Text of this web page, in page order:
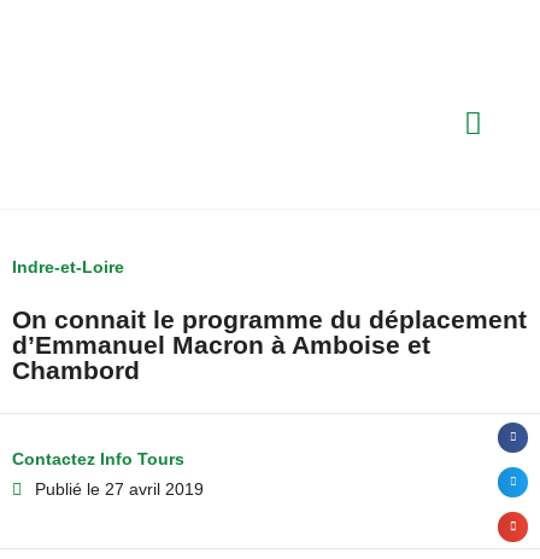
Indre-et-Loire
On connait le programme du déplacement
d’Emmanuel Macron à Amboise et
Chambord
Contactez Info Tours
Publié le 27 avril 2019